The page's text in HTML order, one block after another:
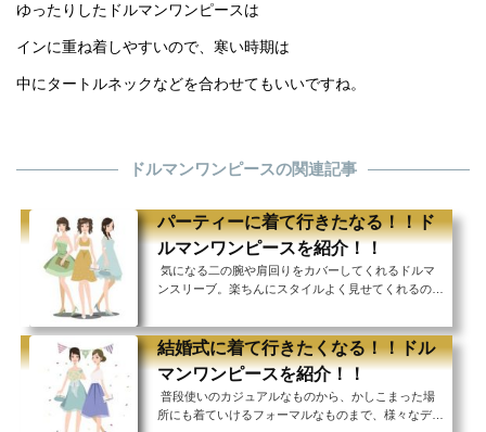
ゆったりしたドルマンワンピースは
インに重ね着しやすいので、寒い時期は
中にタートルネックなどを合わせてもいいですね。
ドルマンワンピースの関連記事
パーティーに着て行きたなる！！ド
ルマンワンピースを紹介！！
気になる二の腕や肩回りをカバーしてくれるドルマ
ンスリーブ。楽ちんにスタイルよく見せてくれるの
ティーに着て行きたくなるドルマンワンピースをご紹
介！！ シンプルだけどシルエットの綺麗なもの 装飾
や柄が華やかで、アクセサリーをつけなくてもパーテ
ィー感を演出できるものみなさんはどんなワンピース
がお好みですか？ 肩肘張りすぎないカジュアルなパ
ーティーなら、普段使いできるようなワンピースを選
結婚式に着て行きたくなる！！ドル
マンワンピースを紹介！！
普段使いのカジュアルなものから、かしこまった場
所にも着ていけるフォーマルなものまで、様々なデザ